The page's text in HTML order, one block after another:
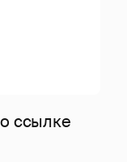
ссылке